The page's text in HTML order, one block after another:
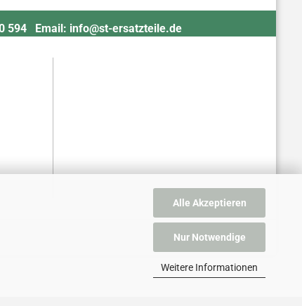
Alle Akzeptieren
Nur Notwendige
Weitere Informationen
594 Email: info@st-ersatzteile.de